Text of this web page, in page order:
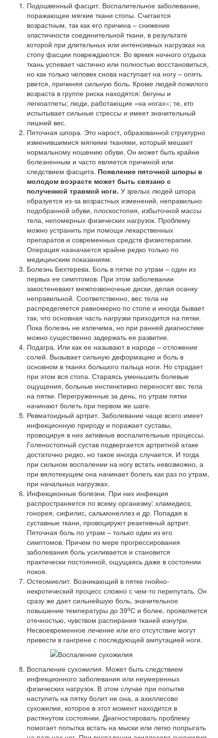
Подошвенный фасцит. Воспалительное заболевание,
поражающее мягкие ткани стопы. Считается
возрастным, так как его причина – снижение
эластичности соединительной ткани, в результате
которой при длительных или интенсивных нагрузках на
стопу фасции повреждаются. Во время ночного отдыха
ткань успевает частично или полностью восстановиться,
но как только человек снова наступает на ногу – опять
рвется, причиняя сильную боль. Кроме людей пожилого
возраста в группе риска находятся: бегуны и
легкоатлеты; люди, работающие «на ногах»; те, кто
испытывает сильные стрессы и имеет значительный
лишний вес.
Пяточная шпора. Это нарост, образованной структурно
изменившимися мягкими тканями, который мешает
нормальному ношению обуви. Он может быть крайне
болезненным и часто является причиной или
следствием фасцита. Появление пяточной шпоры в
молодом возрасте может быть связано с
полученной травмой ноги. У зрелых людей шпора
образуется из-за возрастных изменений, неправильно
подобранной обуви, плоскостопия, избыточной массы
тела, непомерных физических нагрузок. Проблему
можно устранить при помощи лекарственных
препаратов и современных средств физиотерапии.
Операция назначается крайне редко только по
медицинским показаниям.
Болезнь Бехтерева. Боль в пятке по утрам – один из
первых ее симптомов. При этом заболевании
закостеневают межпозвоночные диски, делая осанку
неправильной. Соответственно, вес тела не
распределяется равномерно по стопе и иногда бывает
так, что основная часть нагрузки приходится на пятки.
Пока болезнь не излечима, но при ранней диагностике
можно существенно задержать ее развитие.
Подагра. Или как ее называют в народе – отложение
солей. Вызывает сильную деформацию и боль в
основном в тканях большого пальца ноги. Но страдает
при этом вся стопа. Стараясь уменьшить болевые
ощущения, больные инстинктивно переносят вес тела
на пятки. Перегруженные за день, по утрам пятки
начинают болеть при первом же шаге.
Ревматоидный артрит. Заболевание чаще всего имеет
инфекционную природу и поражает суставы,
провоцируя в них активные воспалительные процессы.
Голеностопный сустав подвергается артритной атаке
достаточно редко, но такое иногда случается. И тогда
при сильном воспалении на ногу встать невозможно, а
при вялотекущем она начинает болеть как раз по утрам,
при начальных нагрузках.
Инфекционные болезни. При них инфекция
распространяется по всему организму: хламидиоз,
гонорея, сифилис, сальмонеллез и др. Попадая в
суставные ткани, провоцируют реактивный артрит.
Пяточная боль по утрам – только один из его
симптомов. Причем по мере прогрессирования
заболевания боль усиливается и становится
практически постоянной, ощущаясь даже в состоянии
покоя.
Остеомиелит. Возникающий в пятке гнойно-
некротический процесс сложно с чем-то перепутать. Он
сразу же дает сильнейшую боль, значительное
повышение температуры до 39оС и более, проявляется
отечностью, чувством распирания тканей изнутри.
Несвоевременное лечение или его отсутствие могут
привести в гангрене с последующей ампутацией ноги.
Воспаление сухожилия. Может быть следствием
инфекционного заболевания или неумеренных
физических нагрузок. В этом случае при попытке
наступить на пятку болит не она, а ахиллесово
сухожилие, которое в этот момент находится в
растянутом состоянии. Диагностировать проблему
помогает попытка встать на мыски или легко попрыгать